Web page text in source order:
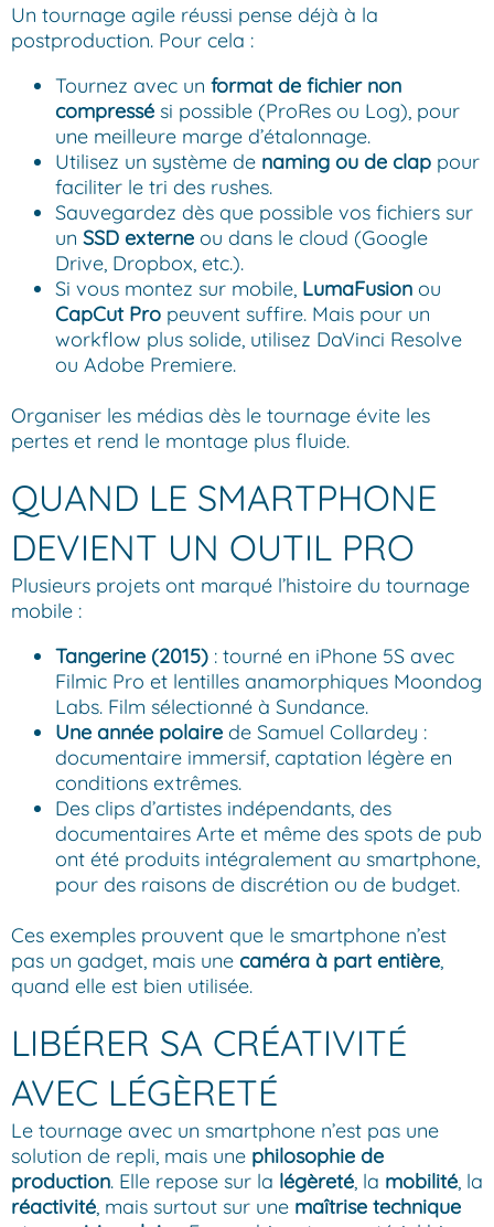
Un tournage agile réussi pense déjà à la
postproduction. Pour cela :
Tournez avec un format de fichier non
compressé si possible (ProRes ou Log), pour
une meilleure marge d’étalonnage.
Utilisez un système de naming ou de clap pour
faciliter le tri des rushes.
Sauvegardez dès que possible vos fichiers sur
un SSD externe ou dans le cloud (Google
Drive, Dropbox, etc.).
Si vous montez sur mobile, LumaFusion ou
CapCut Pro peuvent suffire. Mais pour un
workflow plus solide, utilisez DaVinci Resolve
ou Adobe Premiere.
Organiser les médias dès le tournage évite les
pertes et rend le montage plus fluide.
QUAND LE SMARTPHONE
DEVIENT UN OUTIL PRO
Plusieurs projets ont marqué l’histoire du tournage
mobile :
Tangerine (2015) : tourné en iPhone 5S avec
Filmic Pro et lentilles anamorphiques Moondog
Labs. Film sélectionné à Sundance.
Une année polaire de Samuel Collardey :
documentaire immersif, captation légère en
conditions extrêmes.
Des clips d’artistes indépendants, des
documentaires Arte et même des spots de pub
ont été produits intégralement au smartphone,
pour des raisons de discrétion ou de budget.
Ces exemples prouvent que le smartphone n’est
pas un gadget, mais une caméra à part entière,
quand elle est bien utilisée.
LIBÉRER SA CRÉATIVITÉ
AVEC LÉGÈRETÉ
Le tournage avec un smartphone n’est pas une
solution de repli, mais une philosophie de
production. Elle repose sur la légèreté, la mobilité, la
réactivité, mais surtout sur une maîtrise technique